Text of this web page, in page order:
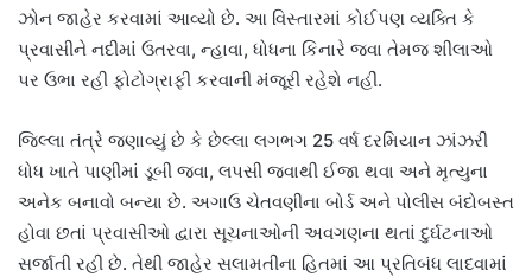
ઝોન જાહેર કરવામાં આવ્યો છે. આ વિસ્તારમાં કોઈપણ વ્યક્તિ કે
પ્રવાસીને નદીમાં ઉતરવા, ન્હાવા, ધોધના કિનારે જવા તેમજ શીલાઓ
પર ઉભા રહી ફોટોગ્રાફી કરવાની મંજૂરી રહેશે નહીં.
જિલ્લા તંત્રે જણાવ્યું છે કે છેલ્લા લગભગ 25 વર્ષ દરમિયાન ઝાંઝરી
ધોધ ખાતે પાણીમાં ડૂબી જવા, લપસી જવાથી ઈજા થવા અને મૃત્યુના
અનેક બનાવો બન્યા છે. અગાઉ ચેતવણીના બોર્ડ અને પોલીસ બંદોબસ્ત
હોવા છતાં પ્રવાસીઓ દ્વારા સૂચનાઓની અવગણના થતાં દુર્ઘટનાઓ
સર્જાતી રહી છે. તેથી જાહેર સલામતીના હિતમાં આ પ્રતિબંધ લાદવામાં